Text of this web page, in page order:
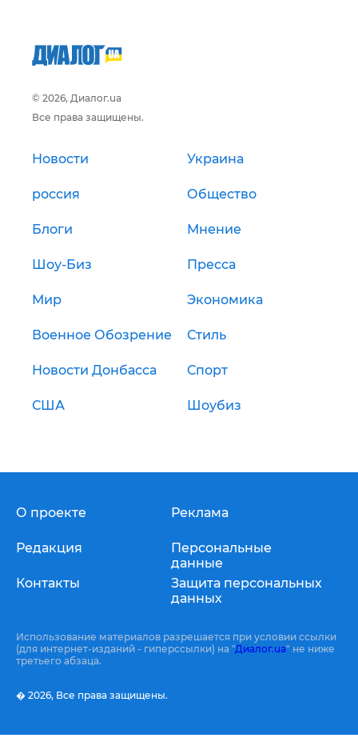
© 2026, Диалог.ua
Все права защищены.
Новости Украина
россия Общество
Блоги Мнение
Шоу-Биз Пресса
Мир Экономика
Военное Обозрение Стиль
Новости Донбасса Спорт
США Шоубиз
О проекте
Редакция
Контакты
Реклама
Персональные
данные
Защита персональных
данных
Использование материалов разрешается при условии ссылки
(для интернет-изданий - гиперссылки) на "Диалог.ua" не ниже
третьего абзаца.
� 2026, Все права защищены.